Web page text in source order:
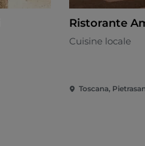
Ristorante
Cuisine locale
Toscana,